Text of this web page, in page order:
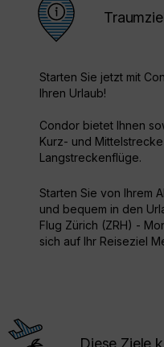
Starten Sie jetzt mit
Ihren Urlaub!
Condor bietet Ihnen
Kurz- und
Langstreckenflüge.
Starten Sie von Ihrem
und bequem in den
Flug Zürich (ZRH) -
sich auf Ihr Reiseziel